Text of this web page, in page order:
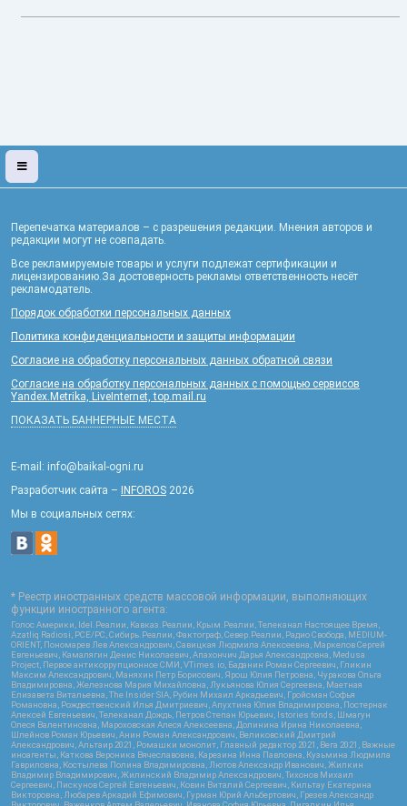
Перепечатка материалов – с разрешения редакции. Мнения авторов и
редакции могут не совпадать.
Все рекламируемые товары и услуги подлежат сертификации и
лицензированию.За достоверность рекламы ответственность несёт
рекламодатель.
Порядок обработки персональных данных
Политика конфиденциальности и защиты информации
Согласие на обработку персональных данных обратной связи
Согласие на обработку персональных данных с помощью сервисов
Yandex.Metrika, LiveInternet, top.mail.ru
ПОКАЗАТЬ БАННЕРНЫЕ МЕСТА
E-mail: info@baikal-ogni.ru
Разработчик сайта – INFOROS 2026
Мы в социальных сетях:
* Реестр иностранных средств массовой информации, выполняющих
функции иностранного агента:
Голос Америки, Idel.Реалии, Кавказ.Реалии, Крым.Реалии, Телеканал Настоящее Время,
Azatliq Radiosi, PCE/PC, Сибирь.Реалии, Фактограф, Север.Реалии, Радио Свобода, MEDIUM-
ORIENT, Пономарев Лев Александрович, Савицкая Людмила Алексеевна, Маркелов Сергей
Евгеньевич, Камалягин Денис Николаевич, Апахончич Дарья Александровна, Medusa
Project, Первое антикоррупционное СМИ, VTimes.io, Баданин Роман Сергеевич, Гликин
Максим Александрович, Маняхин Петр Борисович, Ярош Юлия Петровна, Чуракова Ольга
Владимировна, Железнова Мария Михайловна, Лукьянова Юлия Сергеевна, Маетная
Елизавета Витальевна, The Insider SIA, Рубин Михаил Аркадьевич, Гройсман Софья
Романовна, Рождественский Илья Дмитриевич, Апухтина Юлия Владимировна, Постернак
Алексей Евгеньевич, Телеканал Дождь, Петров Степан Юрьевич, Istories fonds, Шмагун
Олеся Валентиновна, Мароховская Алеся Алексеевна, Долинина Ирина Николаевна,
Шлейнов Роман Юрьевич, Анин Роман Александрович, Великовский Дмитрий
Александрович, Альтаир 2021, Ромашки монолит, Главный редактор 2021, Вега 2021, Важные
иноагенты, Каткова Вероника Вячеславовна, Карезина Инна Павловна, Кузьмина Людмила
Гавриловна, Костылева Полина Владимировна, Лютов Александр Иванович, Жилкин
Владимир Владимирович, Жилинский Владимир Александрович, Тихонов Михаил
Сергеевич, Пискунов Сергей Евгеньевич, Ковин Виталий Сергеевич, Кильтау Екатерина
Викторовна, Любарев Аркадий Ефимович, Гурман Юрий Альбертович, Грезев Александр